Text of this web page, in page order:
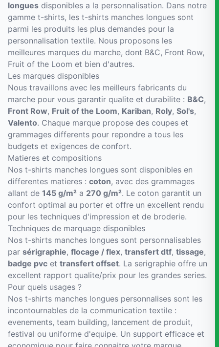
longues disponibles a la personnalisation. Dans notre
gamme t-shirts, les t-shirts manches longues sont
parmi les produits les plus demandes pour la
personnalisation textile. Nous proposons les
meilleures marques du marche, dont B&C, Front Row,
Fruit of the Loom et bien d'autres.
Les marques disponibles
Nous travaillons avec les meilleurs fabricants du
marche pour vous garantir qualite et durabilite : B&C,
Front Row, Fruit of the Loom, Kariban, Roly, Sol's,
Valento. Chaque marque propose des coupes et
grammages differents pour repondre a tous les
budgets et exigences de confort.
Matieres et compositions
Nos t-shirts manches longues sont disponibles en
differentes matieres : coton, avec des grammages
allant de 145 g/m² a 270 g/m². Le coton garantit un
confort optimal au porter et offre un excellent rendu
pour les techniques d'impression et de broderie.
Techniques de marquage disponibles
Nos t-shirts manches longues sont personnalisables
par sérigraphie, flocage / flex, transfert dtf, tissage,
badge pvc et transfert offset. La serigraphie offre un
excellent rapport qualite/prix pour les grandes series.
Pour quels usages ?
Nos t-shirts manches longues personnalises sont les
incontournables de la communication textile :
evenements, team building, lancement de produit,
festival ou uniforme d'equipe. Un support efficace et